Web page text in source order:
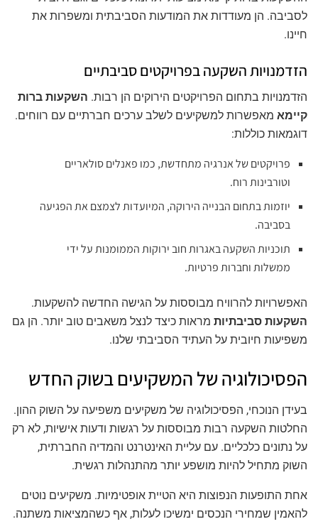
לסביבה. הן מעודדות את המודעות הסביבתית ומשפרות את
חיינו.
הזדמנויות השקעה בפרויקטים סביבתיים
הזדמנויות בתחום הפרויקטים הירוקים הן רבות. השקעות ברות
קיימא מאפשרות למשקיעים לשלב ערכים חברתיים עם רווחים.
דוגמאות כוללות:
פרויקטים של אנרגיה מתחדשת, כמו פאנלים סולאריים
וטורבינות רוח.
יוזמות בתחום הבנייה הירוקה, המיועדות לצמצם את הפגיעה
בסביבה.
תוכניות השקעה באגרות חוב ירוקות הממומנות על ידי
ממשלות וחברות פרטיות.
האפשרויות להרוויח מבוססות על הגישה החדשה להשקעות.
השקעות סביבתיות מראות כיצד לנצל משאבים טוב יותר. הן גם
משפיעות חיובית על העתיד הסביבתי שלנו.
הפסיכולוגיה של המשקיעים בשוק החדש
בעידן הנוכחי, הפסיכולוגיה של משקיעים משפיעה על השוק ההון.
החלטות השקעה רבות מבוססות על רגשות ודעות אישיות, לא רק
על נתונים כלכליים. עם עליית האינטרנט והמדיה החברתית,
השוק מתחיל להיות מושפע יותר מהתנהלות רגשית.
אחת התופעות הנפוצות היא הטיית אופטימיות. משקיעים נוטים
להאמין שמחירי הנכסים ימשיכו לעלות, אף כשהמציאות משתנה.